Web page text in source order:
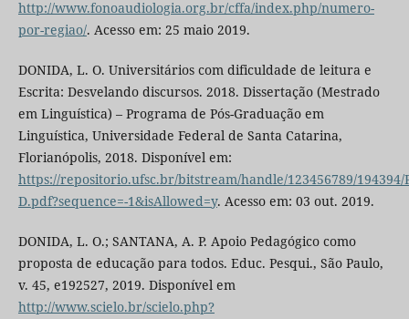
http://www.fonoaudiologia.org.br/cffa/index.php/numero-
por-regiao/. Acesso em: 25 maio 2019.
DONIDA, L. O. Universitários com dificuldade de leitura e
Escrita: Desvelando discursos. 2018. Dissertação (Mestrado
em Linguística) – Programa de Pós-Graduação em
Linguística, Universidade Federal de Santa Catarina,
Florianópolis, 2018. Disponível em:
https://repositorio.ufsc.br/bitstream/handle/123456789/194394/
D.pdf?sequence=-1&isAllowed=y. Acesso em: 03 out. 2019.
DONIDA, L. O.; SANTANA, A. P. Apoio Pedagógico como
proposta de educação para todos. Educ. Pesqui., São Paulo,
v. 45, e192527, 2019. Disponível em
http://www.scielo.br/scielo.php?